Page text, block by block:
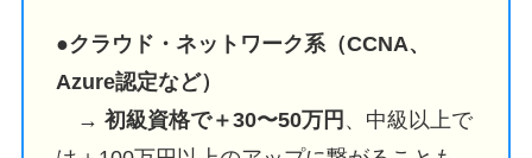
●クラウド・ネットワーク系（CCNA、
Azure認定など）
→ 初級資格で＋30〜50万円 、中級以上で